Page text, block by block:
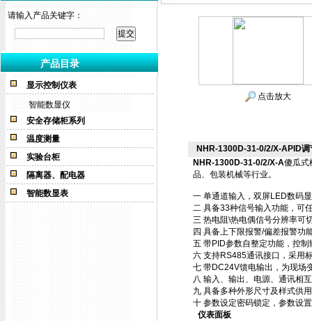
请输入产品关键字：
产品目录
显示控制仪表
智能数显仪
安全存储柜系列
温度测量
实验台柜
隔离器、配电器
智能数显表
点击放大
NHR-1300D-31-0/2/X-APID
NHR-1300D-31-0/2/X-A傻瓜式
品、包装机械等行业。
一 单通道输入，双屏LED数码
二 具备33种信号输入功能，可
三 热电阻\热电偶信号分辨率
四 具备上下限报警/偏差报警功
五 带PID参数自整定功能，控
六 支持RS485通讯接口，采用
七 带DC24V馈电输出，为现场
八 输入、输出、电源、通讯相
九 具备多种外形尺寸及样式供
十 参数设定密码锁定，参数设
仪表面板